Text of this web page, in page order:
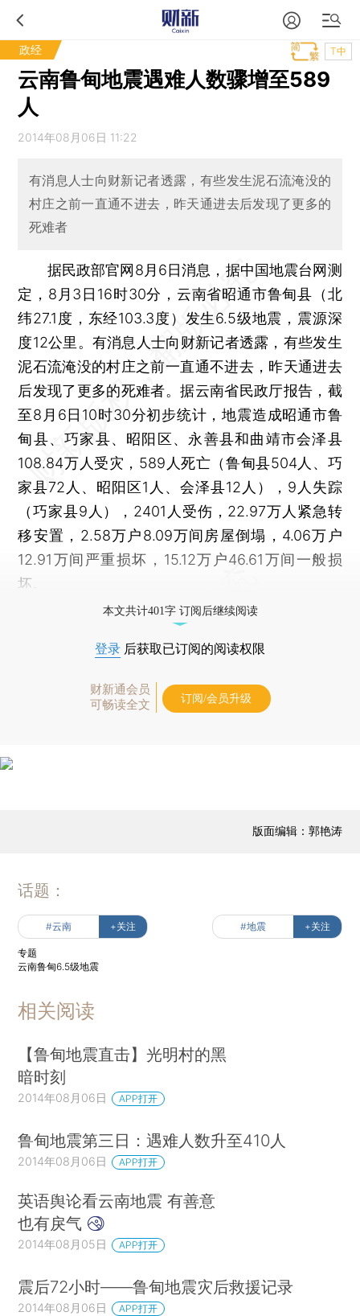
政经 T中
云南鲁甸地震遇难人数骤增至589
人
2014年08月06日 11:22
有消息人士向财新记者透露，有些发生泥石流淹没的
村庄之前一直通不进去，昨天通进去后发现了更多的
死难者
据民政部官网8月6日消息，据中国地震台网测
定，8月3日16时30分，云南省昭通市鲁甸县（北
纬27.1度，东经103.3度）发生6.5级地震，震源深
度12公里。有消息人士向财新记者透露，有些发生
泥石流淹没的村庄之前一直通不进去，昨天通进去
后发现了更多的死难者。据云南省民政厅报告，截
至8月6日10时30分初步统计，地震造成昭通市鲁
甸县、巧家县、昭阳区、永善县和曲靖市会泽县
108.84万人受灾，589人死亡（鲁甸县504人、巧
家县72人、昭阳区1人、会泽县12人），9人失踪
（巧家县9人），2401人受伤，22.97万人紧急转
移安置，2.58万户8.09万间房屋倒塌，4.06万户
12.91万间严重损坏，15.12万户46.61万间一般损
坏。
本文共计401字 订阅后继续阅读
登录 后获取已订阅的阅读权限
财新通会员
可畅读全文
订阅/会员升级
版面编辑：郭艳涛
话题：
#云南 +关注 #地震 +关注
专题
云南鲁甸6.5级地震
相关阅读
【鲁甸地震直击】光明村的黑
暗时刻
2014年08月06日 APP打开
鲁甸地震第三日：遇难人数升至410人
2014年08月06日 APP打开
英语舆论看云南地震 有善意
也有戾气
2014年08月05日 APP打开
震后72小时——鲁甸地震灾后救援记录
2014年08月06日 APP打开